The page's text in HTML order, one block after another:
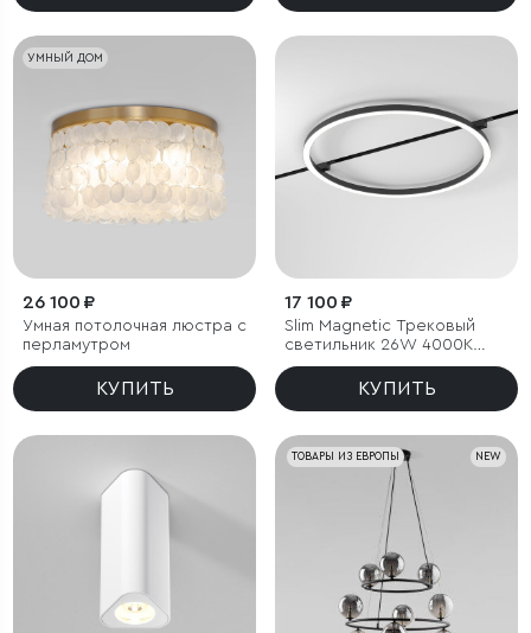
УМНЫЙ ДОМ
26 100 ₽
Умная потолочная люстра с
перламутром
КУПИТЬ
17 100 ₽
Slim Magnetic Трековый
светильник 26W 4000K
Most чёрный
КУПИТЬ
NEW
ТОВАРЫ ИЗ ЕВРОПЫ